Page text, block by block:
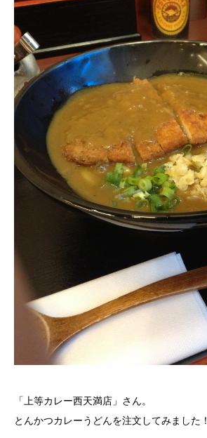
「上等カレー西天満店」さん。
とんかつカレーうどんを注文してみました！